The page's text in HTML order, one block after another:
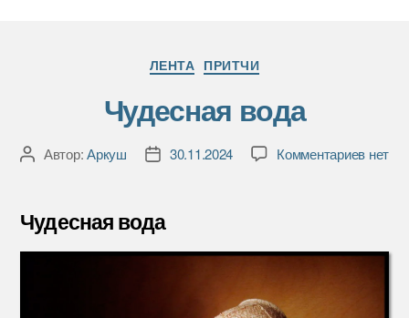
Рубрики
ЛЕНТА ПРИТЧИ
Чудесная вода
АвторАвтор:Аркуш
Дата30.11.2024 Комментариевкнет
Чудесная вода